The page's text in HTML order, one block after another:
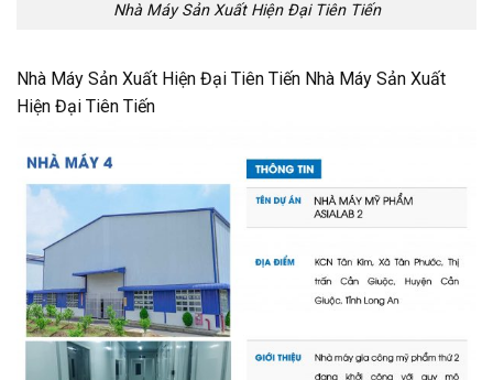
Nhà Máy Sản Xuất Hiện Đại Tiên Tiến
Nhà Máy Sản Xuất Hiện Đại Tiên Tiến Nhà Máy Sản Xuất
Hiện Đại Tiên Tiến